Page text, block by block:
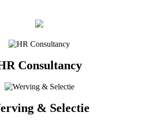
Consultancy
& Selectie